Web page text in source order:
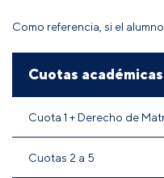
Como referencia, si el
Cuotas académicas
Cuota 1 + Derecho de
Cuotas 2 a 5